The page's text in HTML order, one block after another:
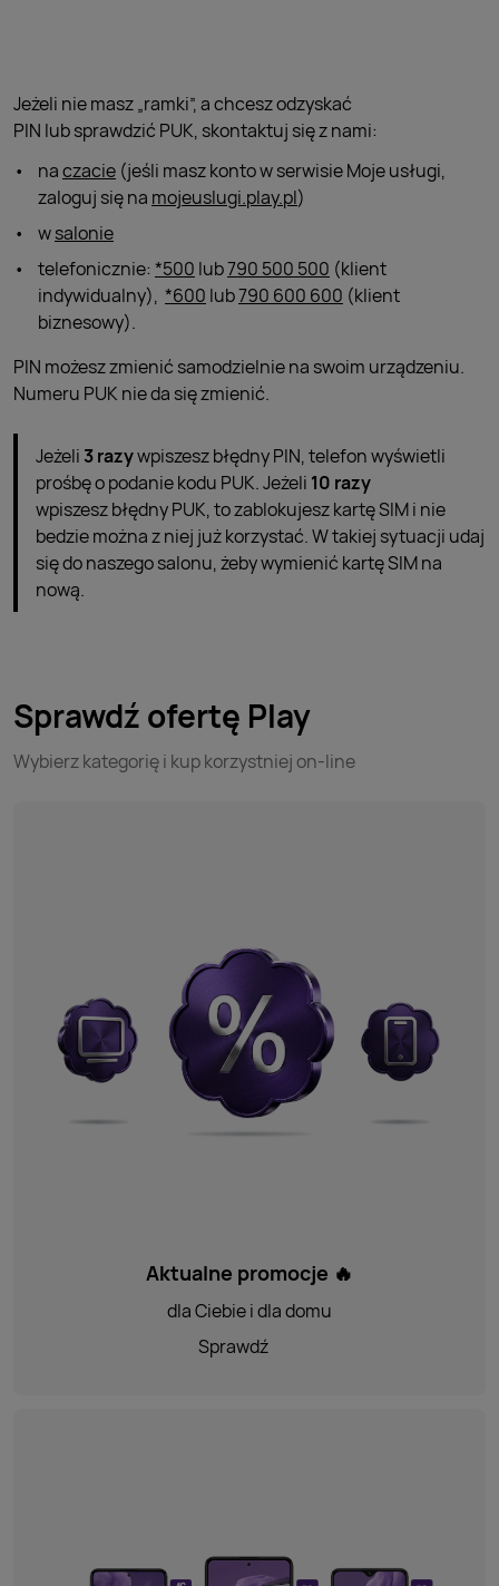
Jeżeli nie masz „ramki”, a chcesz odzyskać
PIN lub sprawdzić PUK, skontaktuj się z nami:
naczacie (jeśli masz konto w serwisie Moje usługi,
zaloguj się na mojeuslugi.play.pl)
wsalonie
telefonicznie: *500 lub790 500 500 (klient
indywidualny), *600 lub790 600 600 (klient
biznesowy).
PIN możesz zmienić samodzielnie na swoim urządzeniu.
Numeru PUK nie da się zmienić.
Jeżeli 3 razywpiszesz błędny PIN, telefon wyświetli
prośbę opodanie kodu PUK. Jeżeli 10 razy
wpiszesz błędny PUK, to zablokujesz kartę SIM i nie
bedzie można z niej już korzystać. Wtakiej sytuacji udaj
się do naszego salonu, żeby wymienić kartę SIM na
nową.
Sprawdź ofertę Play
Wybierz kategorię i kup korzystniej on-line
Aktualne promocje 🔥
dla Ciebie i dla domu
Sprawdź